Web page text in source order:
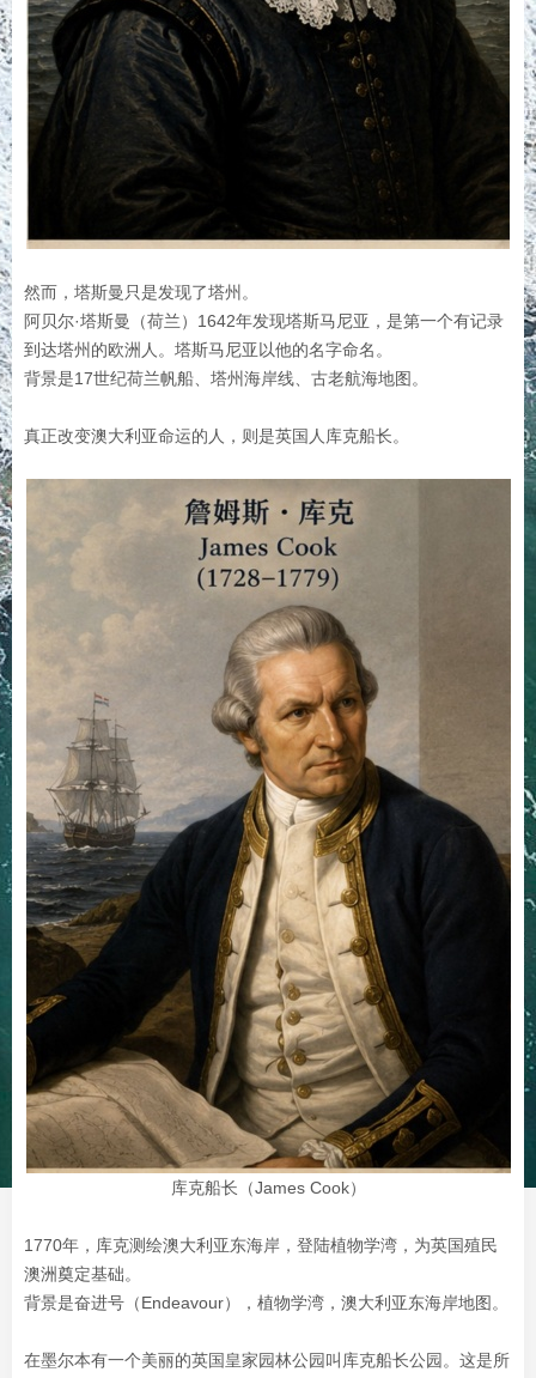
然而，塔斯曼只是发现了塔州。
阿贝尔·塔斯曼（荷兰）1642年发现塔斯马尼亚，是第一个有记录
到达塔州的欧洲人。 塔斯马尼亚以他的名字命名。
背景是17世纪荷兰帆船、 塔州海岸线、 古老航海地图。
真正改变澳大利亚命运的人，则是英国人库克船长。
库克船长（James Cook）
1770年，库克测绘澳大利亚东海岸， 登陆植物学湾， 为英国殖民
澳洲奠定基础。
背景是奋进号（Endeavour）， 植物学湾， 澳大利亚东海岸地图。
在墨尔本有一个美丽的英国皇家园林公园叫库克船长公园。这是所